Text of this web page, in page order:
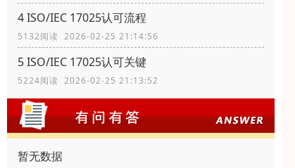
4 ISO/IEC 17025认可流程
5132阅读 2026-02-25 21:14:56
5 ISO/IEC 17025认可关键
5224阅读 2026-02-25 21:13:52
暂无数据